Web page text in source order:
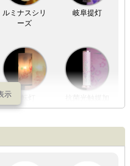
ルミナスシリ
ーズ
岐阜提灯
工